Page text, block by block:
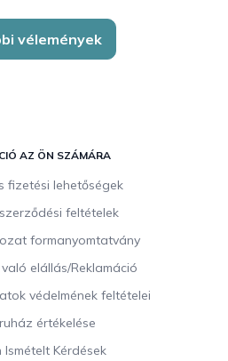
vélemények
AZ ÖN SZÁMÁRA
fizetési lehetőségek
feltételek
formanyomtatvány
elállás/Reklamáció
védelmének feltételei
értékelése
Ismételt Kérdések